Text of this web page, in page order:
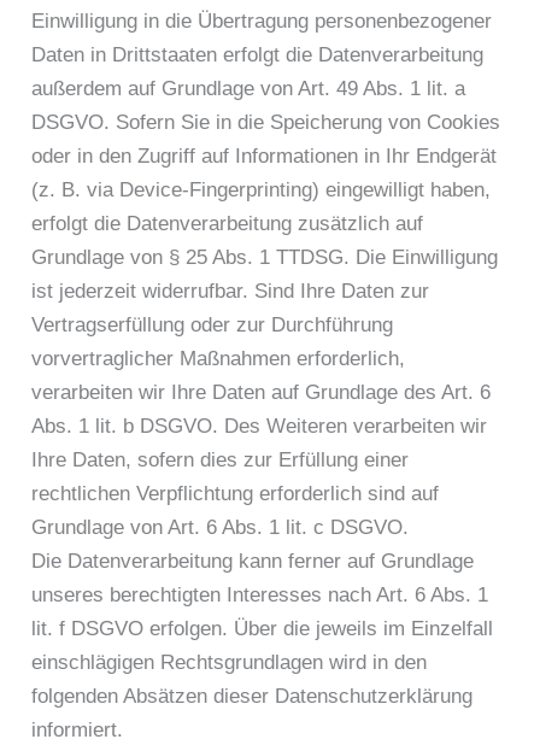
Einwilligung in die Übertragung personenbezogener
Daten in Drittstaaten erfolgt die Datenverarbeitung
außerdem auf Grundlage von Art. 49 Abs. 1 lit. a
DSGVO. Sofern Sie in die Speicherung von Cookies
oder in den Zugriff auf Informationen in Ihr Endgerät
(z. B. via Device-Fingerprinting) eingewilligt haben,
erfolgt die Datenverarbeitung zusätzlich auf
Grundlage von § 25 Abs. 1 TTDSG. Die Einwilligung
ist jederzeit widerrufbar. Sind Ihre Daten zur
Vertragserfüllung oder zur Durchführung
vorvertraglicher Maßnahmen erforderlich,
verarbeiten wir Ihre Daten auf Grundlage des Art. 6
Abs. 1 lit. b DSGVO. Des Weiteren verarbeiten wir
Ihre Daten, sofern dies zur Erfüllung einer
rechtlichen Verpflichtung erforderlich sind auf
Grundlage von Art. 6 Abs. 1 lit. c DSGVO.
Die Datenverarbeitung kann ferner auf Grundlage
unseres berechtigten Interesses nach Art. 6 Abs. 1
lit. f DSGVO erfolgen. Über die jeweils im Einzelfall
einschlägigen Rechtsgrundlagen wird in den
folgenden Absätzen dieser Datenschutzerklärung
informiert.